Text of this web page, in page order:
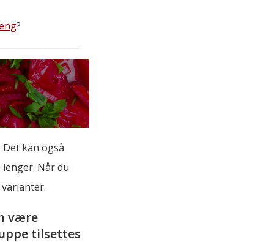
?
kan også
Når du
være
tilsettes